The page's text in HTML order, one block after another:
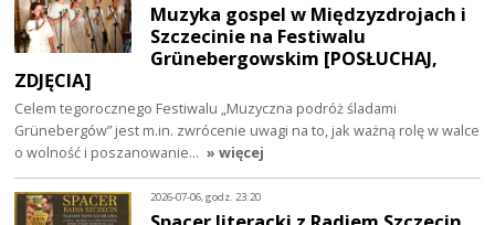
Muzyka gospel w Międzyzdrojach i
Szczecinie na Festiwalu
Grünebergowskim [POSŁUCHAJ,
ZDJĘCIA]
Celem tegorocznego Festiwalu „Muzyczna podróż śladami
Grünebergów” jest m.in. zwrócenie uwagi na to, jak ważną rolę w walce
o wolność i poszanowanie… » więcej
2026-07-06, godz. 23:20